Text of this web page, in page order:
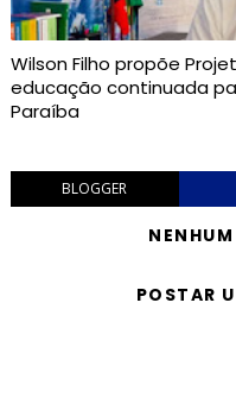
Wilson Filho propõe
educação continuada
Paraíba
BLOGGER
POSTAR